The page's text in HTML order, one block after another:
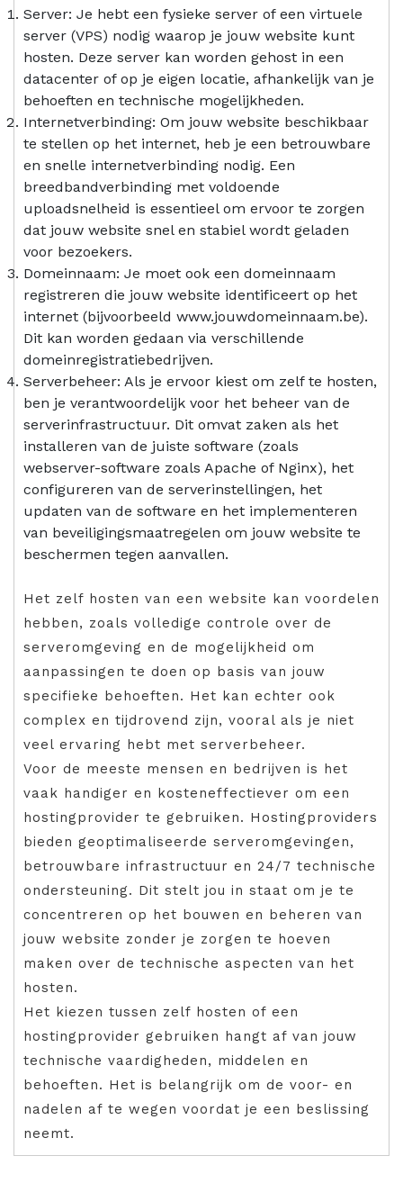
Server: Je hebt een fysieke server of een virtuele
server (VPS) nodig waarop je jouw website kunt
hosten. Deze server kan worden gehost in een
datacenter of op je eigen locatie, afhankelijk van je
behoeften en technische mogelijkheden.
Internetverbinding: Om jouw website beschikbaar
te stellen op het internet, heb je een betrouwbare
en snelle internetverbinding nodig. Een
breedbandverbinding met voldoende
uploadsnelheid is essentieel om ervoor te zorgen
dat jouw website snel en stabiel wordt geladen
voor bezoekers.
Domeinnaam: Je moet ook een domeinnaam
registreren die jouw website identificeert op het
internet (bijvoorbeeld www.jouwdomeinnaam.be).
Dit kan worden gedaan via verschillende
domeinregistratiebedrijven.
Serverbeheer: Als je ervoor kiest om zelf te hosten,
ben je verantwoordelijk voor het beheer van de
serverinfrastructuur. Dit omvat zaken als het
installeren van de juiste software (zoals
webserver-software zoals Apache of Nginx), het
configureren van de serverinstellingen, het
updaten van de software en het implementeren
van beveiligingsmaatregelen om jouw website te
beschermen tegen aanvallen.
Het zelf hosten van een website kan voordelen
hebben, zoals volledige controle over de
serveromgeving en de mogelijkheid om
aanpassingen te doen op basis van jouw
specifieke behoeften. Het kan echter ook
complex en tijdrovend zijn, vooral als je niet
veel ervaring hebt met serverbeheer.
Voor de meeste mensen en bedrijven is het
vaak handiger en kosteneffectiever om een
hostingprovider te gebruiken. Hostingproviders
bieden geoptimaliseerde serveromgevingen,
betrouwbare infrastructuur en 24/7 technische
ondersteuning. Dit stelt jou in staat om je te
concentreren op het bouwen en beheren van
jouw website zonder je zorgen te hoeven
maken over de technische aspecten van het
hosten.
Het kiezen tussen zelf hosten of een
hostingprovider gebruiken hangt af van jouw
technische vaardigheden, middelen en
behoeften. Het is belangrijk om de voor- en
nadelen af te wegen voordat je een beslissing
neemt.